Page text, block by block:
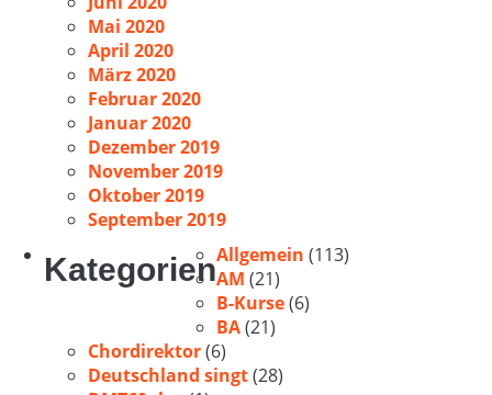
Mai 2020
April 2020
März 2020
Februar 2020
Januar 2020
Dezember 2019
November 2019
Oktober 2019
September 2019
KategorienAllgemein (113)
AM (21)
B-Kurse(6)
BA(21)
Chordirektor(6)
Deutschland singt(28)